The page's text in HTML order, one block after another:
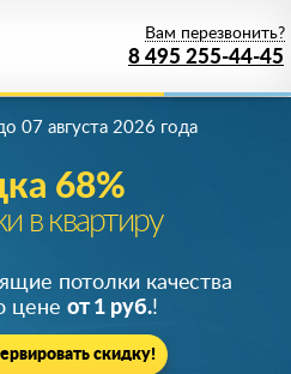
8 495 255-44-45
Вам перезвонить?
68%
в квартиру
07 августа 2026 года
потолки качества
цене от 1 руб.!
скидку!